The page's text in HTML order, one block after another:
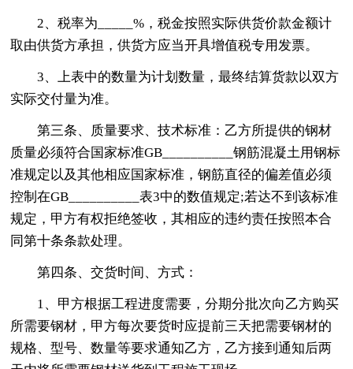
2、税率为_____%，税金按照实际供货价款金额计
取由供货方承担，供货方应当开具增值税专用发票。
3、上表中的数量为计划数量，最终结算货款以双方
实际交付量为准。
第三条、质量要求、技术标准：乙方所提供的钢材
质量必须符合国家标准GB__________钢筋混凝土用钢标
准规定以及其他相应国家标准，钢筋直径的偏差值必须
控制在GB__________表3中的数值规定;若达不到该标准
规定，甲方有权拒绝签收，其相应的违约责任按照本合
同第十条条款处理。
第四条、交货时间、方式：
1、甲方根据工程进度需要，分期分批次向乙方购买
所需要钢材，甲方每次要货时应提前三天把需要钢材的
规格、型号、数量等要求通知乙方，乙方接到通知后两